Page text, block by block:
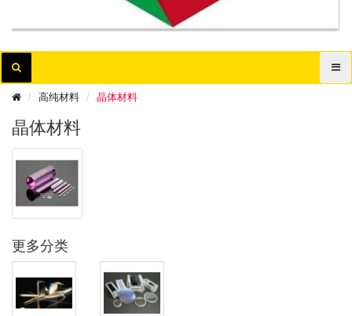
高纯材料 晶体材料
晶体材料
更多分类